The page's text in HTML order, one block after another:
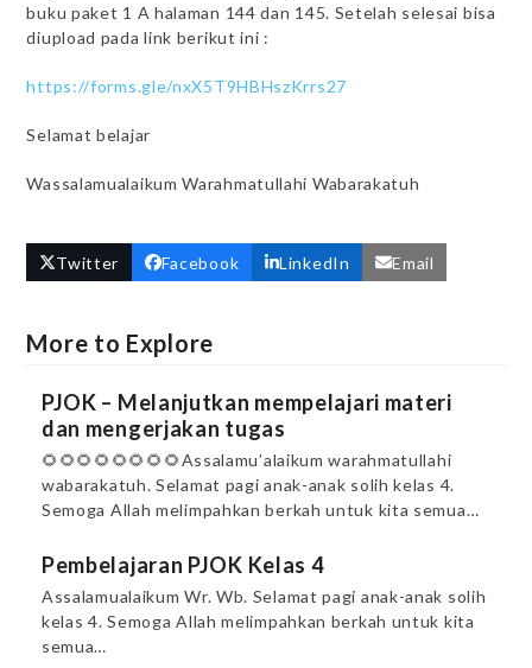
buku paket 1 A halaman 144 dan 145. Setelah selesai bisa
diupload pada link berikut ini :
https://forms.gle/nxX5T9HBHszKrrs27
Selamat belajar
Wassalamualaikum Warahmatullahi Wabarakatuh
Twitter Facebook LinkedIn Email
More to Explore
PJOK – Melanjutkan mempelajari materi
dan mengerjakan tugas
🌻🌻🌻🌻🌻🌻🌻🌻Assalamu’alaikum warahmatullahi
wabarakatuh. Selamat pagi anak-anak solih kelas 4.
Semoga Allah melimpahkan berkah untuk kita semua…
Pembelajaran PJOK Kelas 4
Assalamualaikum Wr. Wb. Selamat pagi anak-anak solih
kelas 4. Semoga Allah melimpahkan berkah untuk kita
semua…